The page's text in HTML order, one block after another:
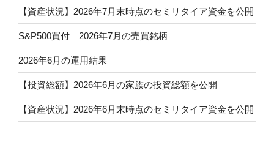
【資産状況】2026年7月末時点のセミリタイア資金を公開
S&P500買付 2026年7月の売買銘柄
2026年6月の運用結果
【投資総額】2026年6月の家族の投資総額を公開
【資産状況】2026年6月末時点のセミリタイア資金を公開